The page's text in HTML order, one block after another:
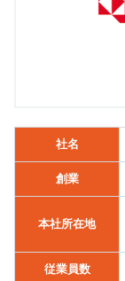
社名
創業
本社所在地
従業員数